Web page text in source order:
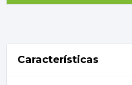
Características